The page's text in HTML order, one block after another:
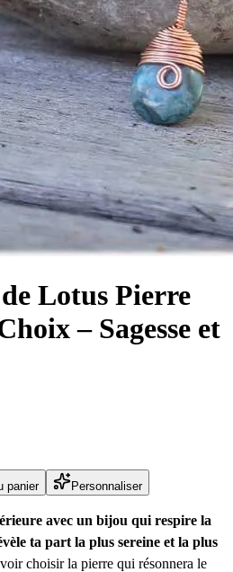
Lotus Pierre
– Sagesse et
panier Personnaliser
avec un bijou qui respire la
ta part la plus sereine et la plus
choisir la pierre qui résonnera le